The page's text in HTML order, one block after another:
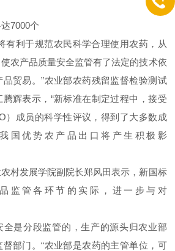
*将达7000个
有利于规范农民科学合理使用农药，从
农产品质量安全监管有了法定的技术依
贸易。”农业部农药残留监督检验测试
辉表示，“新标准在制定过程中，接受
）成员的科学性评议，得到了大多数成
国优势农产品出口将产生积极影
村发展学院副院长郑风田表示，新国标
监管各环节的实际，进一步与对
全是分段监管的，生产的源头归农业部
部门。“农业部是农药的主管单位，可